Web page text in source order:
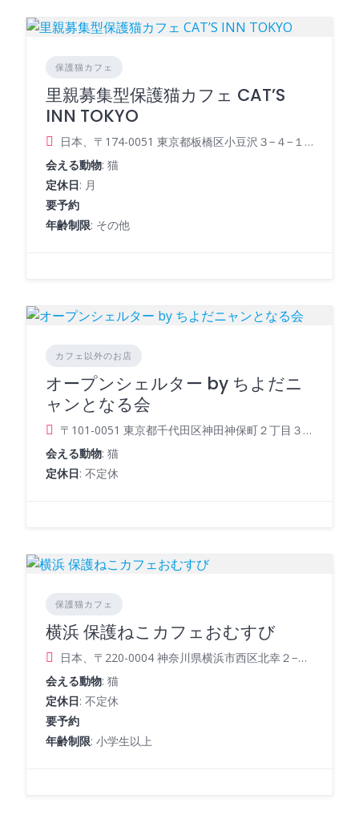
保護猫カフェ
里親募集型保護猫カフェ CAT’S
INN TOKYO
日本、〒174-0051 東京都板橋区小豆沢３−４−１７
会える動物: 猫
定休日: 月
要予約
年齢制限: その他
カフェ以外のお店
オープンシェルター by ちよだニ
ャンとなる会
〒101-0051 東京都千代田区神田神保町２丁目３８−１０ 多幸ビル４階
会える動物: 猫
定休日: 不定休
保護猫カフェ
横浜 保護ねこカフェおむすび
日本、〒220-0004 神奈川県横浜市西区北幸２−１３−１ 北原不動産ビル６階
会える動物: 猫
定休日: 不定休
要予約
年齢制限: 小学生以上